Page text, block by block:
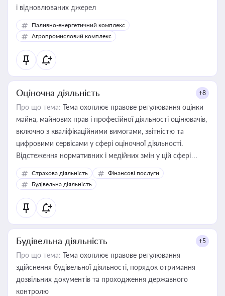
і відновлюваних джерел
Паливно-енергетичний комплекс
Агропромисловий комплекс
Оціночна діяльність +8
Про що тема: Тема охоплює правове регулювання оцінки
майна, майнових прав і професійної діяльності оцінювачів,
включно з кваліфікаційними вимогами, звітністю та
цифровими сервісами у сфері оціночної діяльності.
Відстеження нормативних і медійних змін у цій сфері
корисне для власника бізнесу, керівника, юриста або
бухгалтера під час оподаткування, приватизації, оренди
державного майна, корпоративних угод і перевірки
статусу суб'єктів оціночної діяльності
Страхова діяльність
Фінансові послуги
Будівельна діяльність
Будівельна діяльність +5
Про що тема: Тема охоплює правове регулювання
здійснення будівельної діяльності, порядок отримання
дозвільних документів та проходження державного
контролю